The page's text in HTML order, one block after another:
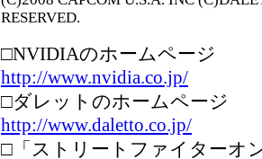
RESERVED.
□NVIDIAのホームページ
http://www.nvidia.co.jp/
□ダレットのホームページ
http://www.daletto.co.jp/
□「ストリートファイターオ